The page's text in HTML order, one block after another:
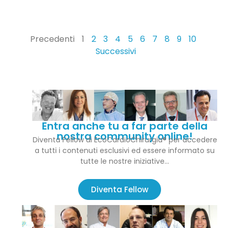
Precedenti 1 2 3 4 5 6 7 8 9
10
Successivi
Entra anche tu a far parte della
nostra community online!
Diventa Fellow di EcoCardioChirurgia® per accedere
a tutti i contenuti esclusivi ed essere informato su
tutte le nostre iniziative…
Diventa Fellow